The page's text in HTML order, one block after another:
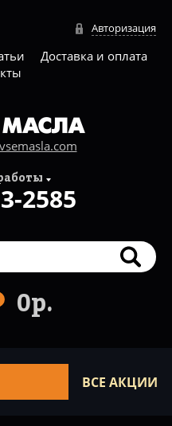
Авторизация
Доставка и оплата
0р.
2585
ВСЕ АКЦИИ